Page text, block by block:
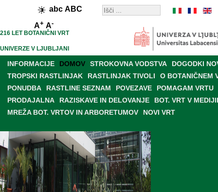
abc ABC
A+ A-
216 LET BOTANIČNI VRT
UNIVERZE V LJUBLJANI
INFORMACIJE DOMOV STROKOVNA VODSTVA
DOGODKI
TROPSKI RASTLINJAK
RASTLINJAK TIVOLI
O BOTANIČNEM
PONUDBA
RASTLINE SEZNAM POVEZAVE
POMAGAM VRTU
PRODAJALNA
RAZISKAVE IN DELOVANJE
BOT. VRT V
MREŽA BOT. VRTOV IN ARBORETUMOV
NOVI VRT